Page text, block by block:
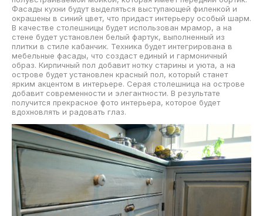
Фасады кухни будут выделяться выступающей филенкой и
окрашены в синий цвет, что придаст интерьеру особый шарм.
В качестве столешницы будет использован мрамор, а на
стене будет установлен белый фартук, выполненный из
плитки в стиле кабанчик. Техника будет интегрирована в
мебельные фасады, что создаст единый и гармоничный
образ. Кирпичный пол добавит нотку старины и уюта, а на
острове будет установлен красный пол, который станет
ярким акцентом в интерьере. Серая столешница на острове
добавит современности и элегантности. В результате
получится прекрасное фото интерьера, которое будет
вдохновлять и радовать глаз.